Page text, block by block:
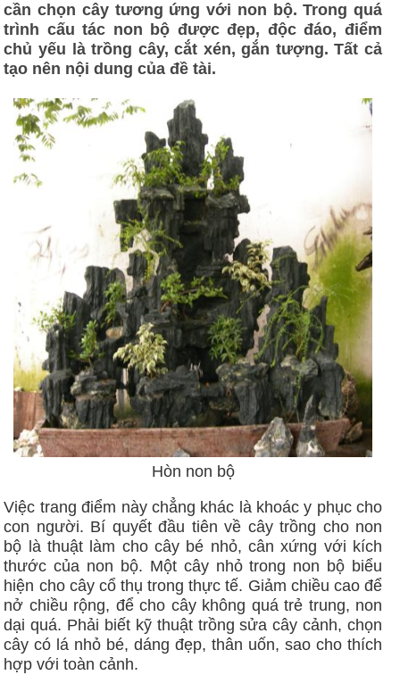
cần chọn cây tương ứng với non bộ. Trong quá
trình cấu tác non bộ được đẹp, độc đáo, điểm
chủ yếu là trồng cây, cắt xén, gắn tượng. Tất cả
tạo nên nội dung của đề tài.
Hòn non bộ
Việc trang điểm này chẳng khác là khoác y phục cho
con người. Bí quyết đầu tiên về cây trồng cho non
bộ là thuật làm cho cây bé nhỏ, cân xứng với kích
thước của non bộ. Một cây nhỏ trong non bộ biểu
hiện cho cây cổ thụ trong thực tế. Giảm chiều cao để
nở chiều rộng, để cho cây không quá trẻ trung, non
dại quá. Phải biết kỹ thuật trồng sửa cây cảnh, chọn
cây có lá nhỏ bé, dáng đẹp, thân uốn, sao cho thích
hợp với toàn cảnh.